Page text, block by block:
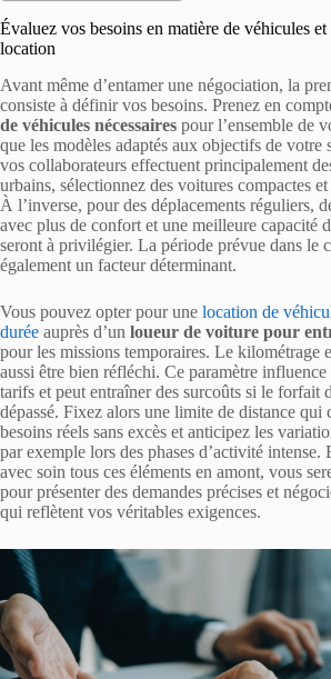
Évaluez vos besoins en matière de véhicules et
location
Avant même d’entamer une négociation, la
consiste à définir vos besoins. Prenez en
de véhicules nécessaires pour l’ensemble de
que les modèles adaptés aux objectifs de votre
vos collaborateurs effectuent principalement
urbains, sélectionnez des voitures compactes
À l’inverse, pour des déplacements réguliers,
avec plus de confort et une meilleure capacité
seront à privilégier. La période prévue dans le
également un facteur déterminant.
Vous pouvez opter pour une location de
durée auprès d’un loueur de voiture pour
pour les missions temporaires. Le kilométrage
aussi être bien réfléchi. Ce paramètre influence
tarifs et peut entraîner des surcoûts si le forfait
dépassé. Fixez alors une limite de distance qui
besoins réels sans excès et anticipez les
par exemple lors des phases d’activité intense.
avec soin tous ces éléments en amont, vous
pour présenter des demandes précises et
qui reflètent vos véritables exigences.